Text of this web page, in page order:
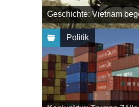
Geschichte: Vietnam
Politik